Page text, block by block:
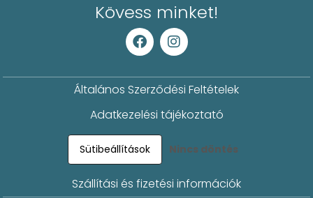
Kövess minket!
Általános Szerződési Feltételek
Adatkezelési tájékoztató
Sütibeállítások Nincs döntés
Szállítási és fizetési információk